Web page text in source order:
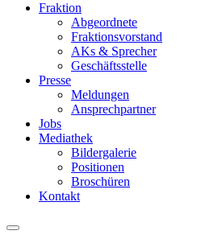
Fraktion
Abgeordnete
Fraktions­vorstand
AKs & Sprecher
Geschäftsstelle
Presse
Meldungen
Ansprechpartner
Jobs
Mediathek
Bildergalerie
Positionen
Broschüren
Kontakt